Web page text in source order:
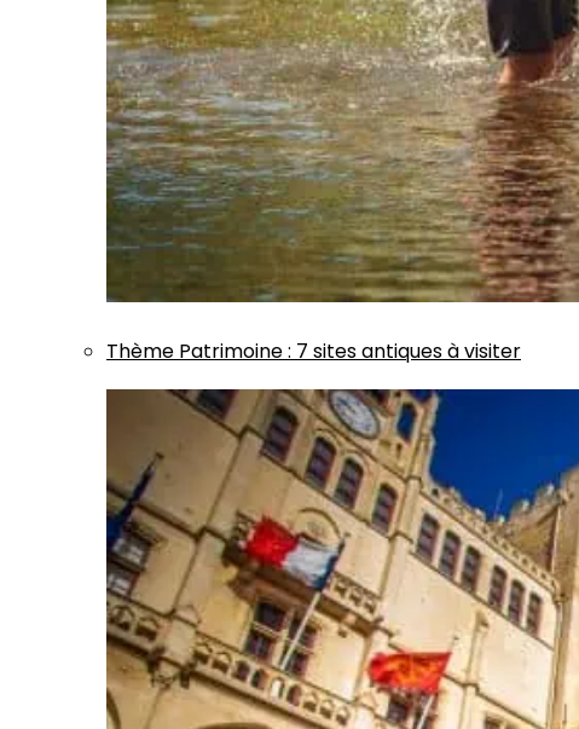
Thème Patrimoine: 7 sites antiques à visiter